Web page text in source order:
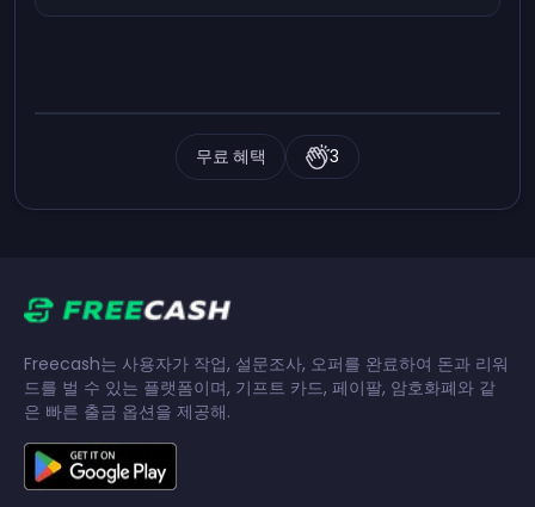
무료 혜택 3
Freecash는 사용자가 작업, 설문조사, 오퍼를 완료하여 돈과 리워
드를 벌 수 있는 플랫폼이며, 기프트 카드, 페이팔, 암호화폐와 같
은 빠른 출금 옵션을 제공해.